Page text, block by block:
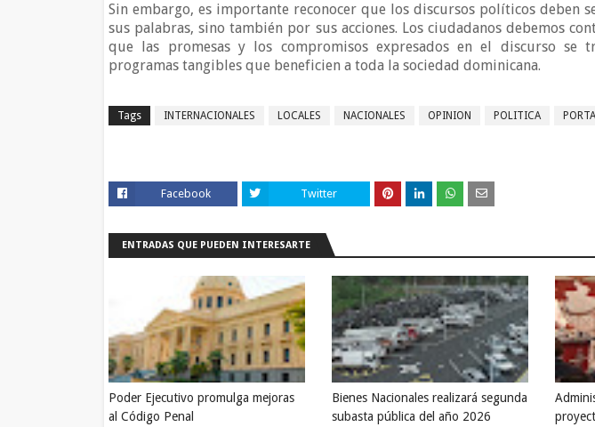
Sin embargo, es importante reconocer que los discursos políticos deben
sus palabras, sino también por sus acciones. Los ciudadanos debemos
que las promesas y los compromisos expresados en el discurso se
programas tangibles que beneficien a toda la sociedad dominicana.
Tags INTERNACIONALES LOCALES NACIONALES OPINION POLITICA
Facebook Twitter
ENTRADAS QUE PUEDEN INTERESARTE
Poder Ejecutivo promulga mejoras
al Código Penal
Bienes Nacionales realizará segunda
subasta pública del año 2026